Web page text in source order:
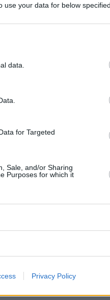
your data for below
data.
for Targeted
Sale, and/or Sharing
Purposes for which it
Privacy Policy
για την
που η μηχανή
επιβάτες στον
όλοι»
να πιστέψω όσα